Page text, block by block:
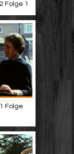
Folge 1
Folge